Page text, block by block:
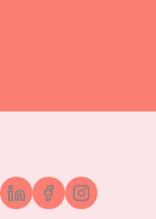
LinkedInFacebook